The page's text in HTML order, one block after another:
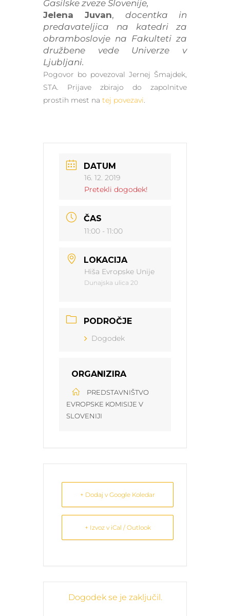
Gasilske zveze Slovenije,
Jelena Juvan, docentka in
predavateljica na katedri za
obramboslovje na Fakulteti za
družbene vede Univerze v
Ljubljani.
Pogovor bo povezoval Jernej Šmajdek,
STA. Prijave zbirajo do zapolnitve
prostih mest na tej povezavi.
DATUM
16. 12. 2019
Pretekli dogodek!
ČAS
11:00 - 11:00
LOKACIJA
Hiša Evropske Unije
Dunajska ulica 20
PODROČJE
Dogodek
ORGANIZIRA
PREDSTAVNIŠTVO
EVROPSKE KOMISIJE V
SLOVENIJI
+ Dodaj v Google Koledar
+ Izvoz v iCal / Outlook
Dogodek se je zaključil.